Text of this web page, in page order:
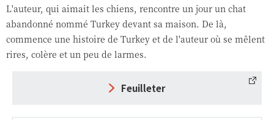
L'auteur, qui aimait les chiens, rencontre un jour un chat
abandonné nommé Turkey devant sa maison. De là,
commence une histoire de Turkey et de l'auteur où se mêlent
rires, colère et un peu de larmes.
Feuilleter